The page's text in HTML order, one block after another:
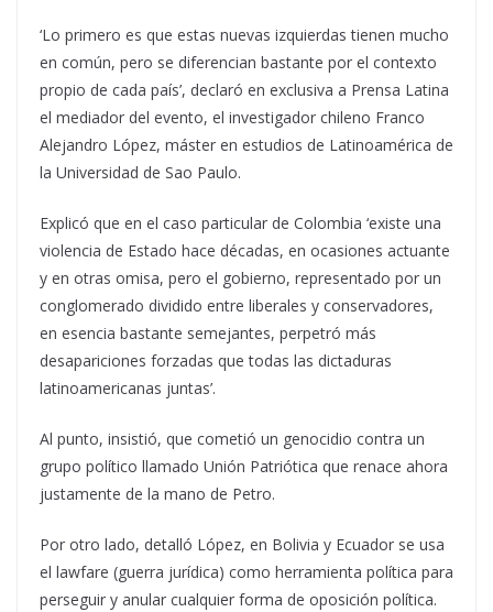
‘Lo primero es que estas nuevas izquierdas tienen mucho
en común, pero se diferencian bastante por el contexto
propio de cada país’, declaró en exclusiva a Prensa Latina
el mediador del evento, el investigador chileno Franco
Alejandro López, máster en estudios de Latinoamérica de
la Universidad de Sao Paulo.
Explicó que en el caso particular de Colombia ‘existe una
violencia de Estado hace décadas, en ocasiones actuante
y en otras omisa, pero el gobierno, representado por un
conglomerado dividido entre liberales y conservadores,
en esencia bastante semejantes, perpetró más
desapariciones forzadas que todas las dictaduras
latinoamericanas juntas’.
Al punto, insistió, que cometió un genocidio contra un
grupo político llamado Unión Patriótica que renace ahora
justamente de la mano de Petro.
Por otro lado, detalló López, en Bolivia y Ecuador se usa
el lawfare (guerra jurídica) como herramienta política para
perseguir y anular cualquier forma de oposición política.